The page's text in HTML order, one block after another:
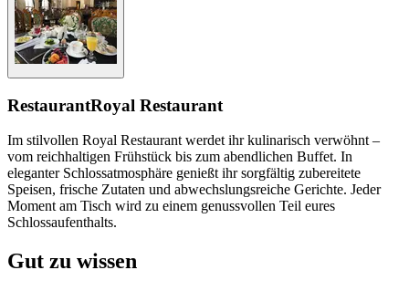
RestaurantRoyal Restaurant
Im stilvollen Royal Restaurant werdet ihr kulinarisch verwöhnt –
vom reichhaltigen Frühstück bis zum abendlichen Buffet. In
eleganter Schlossatmosphäre genießt ihr sorgfältig zubereitete
Speisen, frische Zutaten und abwechslungsreiche Gerichte. Jeder
Moment am Tisch wird zu einem genussvollen Teil eures
Schlossaufenthalts.
Gut zu wissen